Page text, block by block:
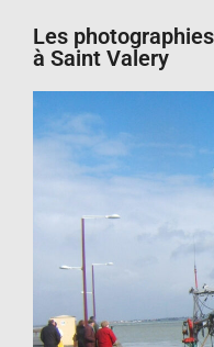
Les
à Saint Valery